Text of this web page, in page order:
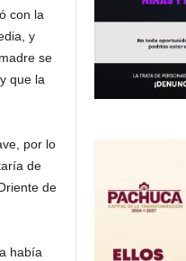
con la
y
se
que la
por lo
de
de
había